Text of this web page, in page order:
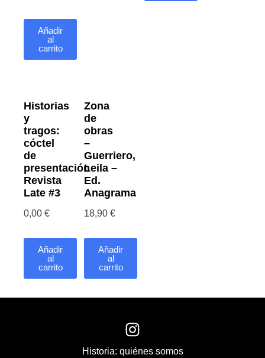
Añadir
al
carrito
Historias
y
tragos:
cóctel
de
presentación
Revista
Late #3
0,00 €
Añadir
al
carrito
Zona
de
obras
–
Guerriero,
Leila –
Ed.
Anagrama
18,90 €
Añadir
al
carrito
Historia: quiénes somos